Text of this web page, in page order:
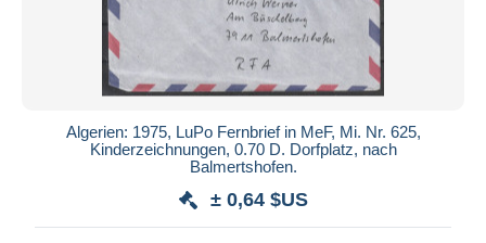
Algerien: 1975, LuPo Fernbrief in MeF, Mi. Nr. 625,
Kinderzeichnungen, 0.70 D. Dorfplatz, nach
Balmertshofen.
± 0,64 $US